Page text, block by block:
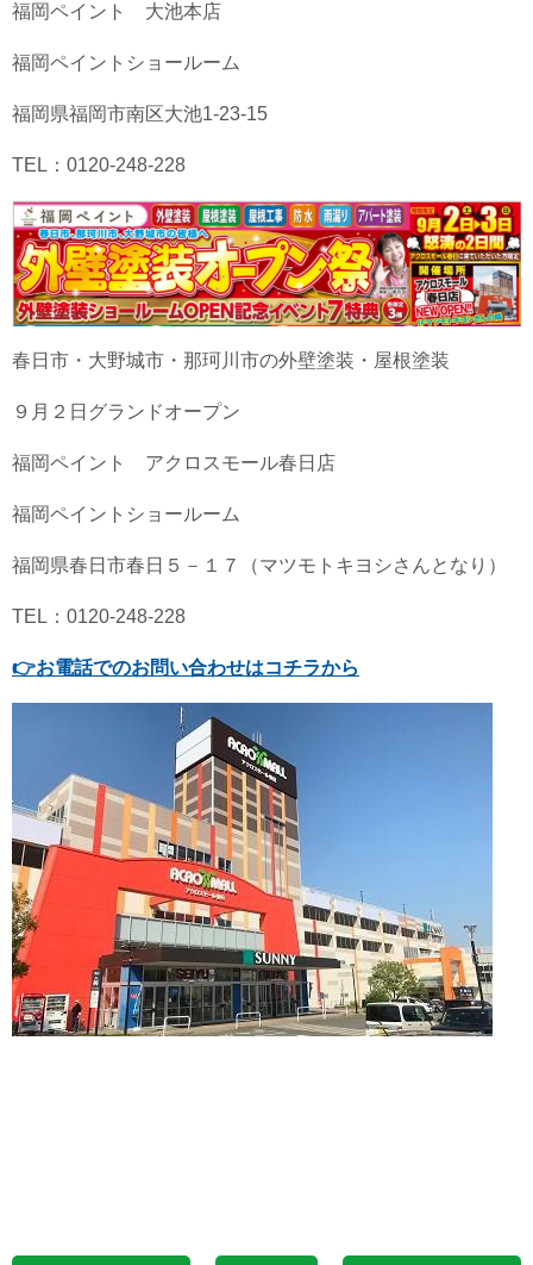
福岡ペイント 大池本店
福岡ペイントショールーム
福岡県福岡市南区大池1-23-15
TEL：0120-248-228
春日市・大野城市・那珂川市の外壁塗装・屋根塗装
９月２日グランドオープン
福岡ペイント アクロスモール春日店
福岡ペイントショールーム
福岡県春日市春日５－１７（マツモトキヨシさんとなり）
TEL：0120-248-228
👉お電話でのお問い合わせはコチラから